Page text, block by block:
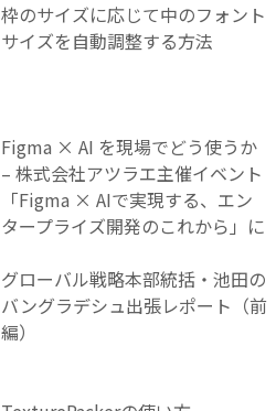
枠のサイズに応じて中のフォント
サイズを自動調整する方法
Figma × AI を現場でどう使うか
– 株式会社アツラエ主催イベント
「Figma × AIで実現する、エン
タープライズ開発のこれから」に
グローバル戦略本部統括・池田の
バングラデシュ出張レポート（前
編）